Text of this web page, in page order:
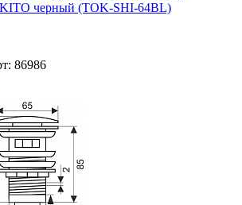
черный (TOK-SHI-64BL)
86986